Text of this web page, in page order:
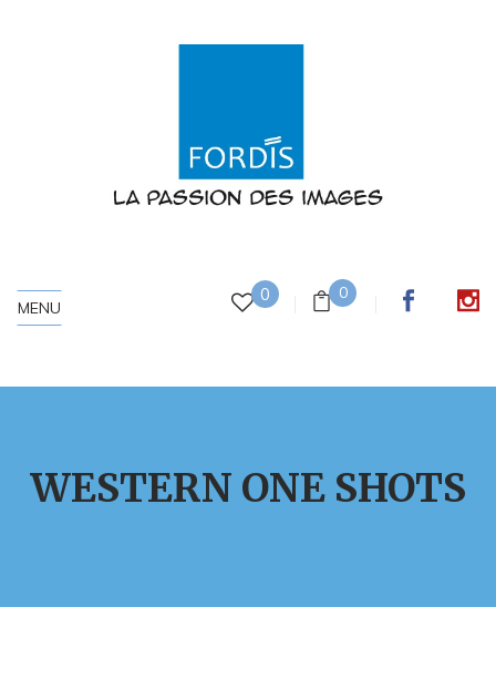
0 0
MENU
WESTERN ONE SHOTS